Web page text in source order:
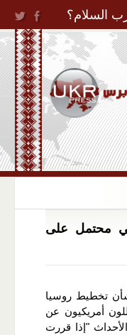
السلام؟
محتمل على
تخطيط روسيا
أمريكيون عن
"إذا قررت